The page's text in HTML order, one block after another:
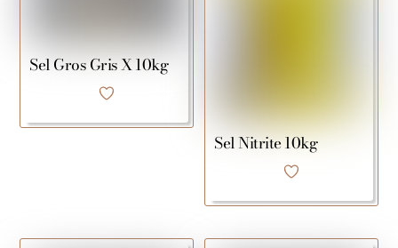
Sel Gros Gris X 10kg
Sel Nitrite 10kg